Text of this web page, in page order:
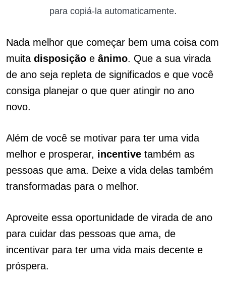
para copiá-la automaticamente.
Nada melhor que começar bem uma coisa com
muita disposição e ânimo. Que a sua virada
de ano seja repleta de significados e que você
consiga planejar o que quer atingir no ano
novo.
Além de você se motivar para ter uma vida
melhor e prosperar, incentive também as
pessoas que ama. Deixe a vida delas também
transformadas para o melhor.
Aproveite essa oportunidade de virada de ano
para cuidar das pessoas que ama, de
incentivar para ter uma vida mais decente e
próspera.